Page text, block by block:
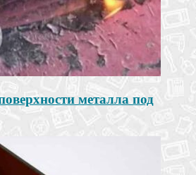
металла под